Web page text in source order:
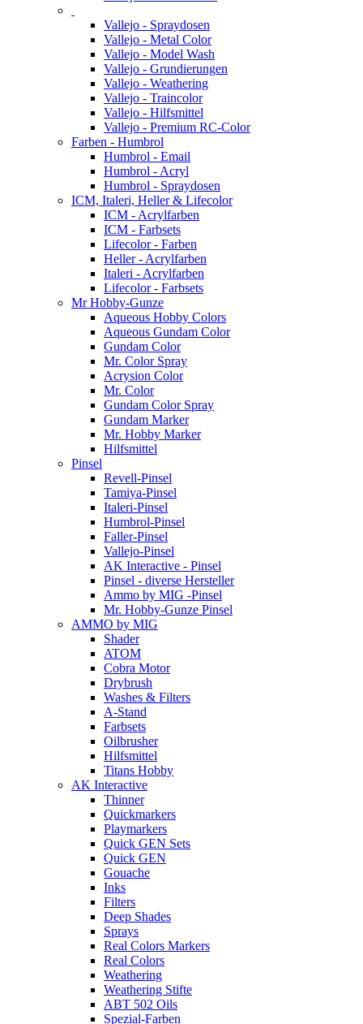
Vallejo - Spraydosen
Vallejo - Metal Color
Vallejo - Model Wash
Vallejo - Grundierungen
Vallejo - Weathering
Vallejo - Traincolor
Vallejo - Hilfsmittel
Vallejo - Premium RC-Color
Farben - Humbrol
Humbrol - Email
Humbrol - Acryl
Humbrol - Spraydosen
ICM, Italeri, Heller & Lifecolor
ICM - Acrylfarben
ICM - Farbsets
Lifecolor - Farben
Heller - Acrylfarben
Italeri - Acrylfarben
Lifecolor - Farbsets
Mr Hobby-Gunze
Aqueous Hobby Colors
Aqueous Gundam Color
Gundam Color
Mr. Color Spray
Acrysion Color
Mr. Color
Gundam Color Spray
Gundam Marker
Mr. Hobby Marker
Hilfsmittel
Pinsel
Revell-Pinsel
Tamiya-Pinsel
Italeri-Pinsel
Humbrol-Pinsel
Faller-Pinsel
Vallejo-Pinsel
AK Interactive - Pinsel
Pinsel - diverse Hersteller
Ammo by MIG -Pinsel
Mr. Hobby-Gunze Pinsel
AMMO by MIG
Shader
ATOM
Cobra Motor
Drybrush
Washes & Filters
A-Stand
Farbsets
Oilbrusher
Hilfsmittel
Titans Hobby
AK Interactive
Thinner
Quickmarkers
Playmarkers
Quick GEN Sets
Quick GEN
Gouache
Inks
Filters
Deep Shades
Sprays
Real Colors Markers
Real Colors
Weathering
Weathering Stifte
ABT 502 Oils
Spezial-Farben